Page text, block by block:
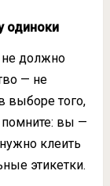
одиноки
должно
— не
выборе того,
помните: вы —
клеить
этикетки.